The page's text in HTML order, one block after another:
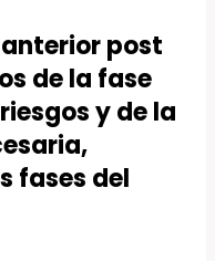
post
de la fase
y de la
fases del